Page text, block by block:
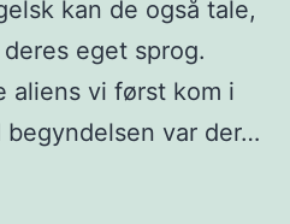
kan de også tale,
eget sprog.
aliens vi først kom i
begyndelsen var der…